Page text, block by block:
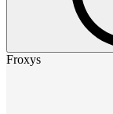
Froxys